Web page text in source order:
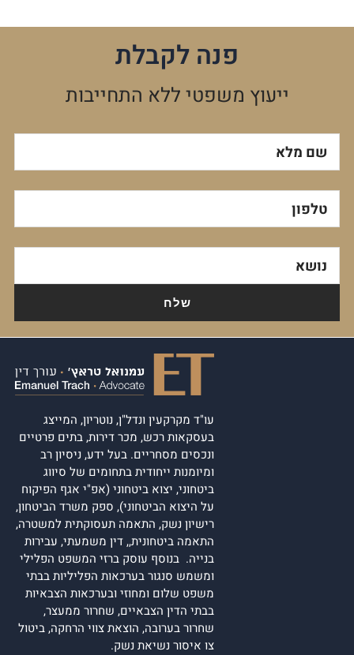
פנה לקבלת
ייעוץ משפטי ללא התחייבות
שם מלא
טלפון
נושא
עו"ד מקרקעין ונדל"ן, נוטריון, המייצג
בעסקאות רכש, מכר דירות, בתים פרטיים
ונכסים מסחריים. בעל ידע, ניסיון רב
ומיומנות ייחודית בתחומים של סיווג
ביטחוני, יצוא ביטחוני (אפ"י אגף הפיקוח
על היצוא הביטחוני), ספק משרד הביטחון,
רישיון נשק, התאמה תעסוקתית למשטרה,
התאמה ביטחונית,, דין משמעתי, עבירות
בנייה. בנוסף עוסק ברזי המשפט הפלילי
ומשמש סנגור בערכאות הפליליות בבתי
משפט שלום ומחוזי ובערכאות הצבאיות
בבתי הדין הצבאיים, שחרור ממעצר,
שחרור בערובה, הוצאת צווי הרחקה, ביטול
צו איסור נשיאת נשק.